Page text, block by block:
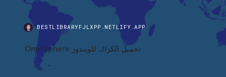
BESTLIBRARYFJLXPP.NETLIFY.APP
Omnisphere تحميل الكراك للويندوز